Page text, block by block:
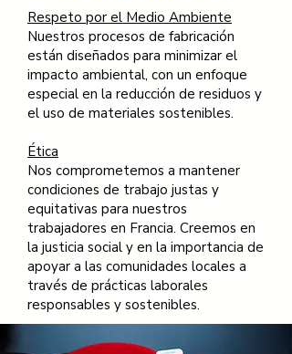
Respeto por el Medio Ambiente
Nuestros procesos de fabricación
están diseñados para minimizar el
impacto ambiental, con un enfoque
especial en la reducción de residuos y
el uso de materiales sostenibles.
Ética
Nos comprometemos a mantener
condiciones de trabajo justas y
equitativas para nuestros
trabajadores en Francia. Creemos en
la justicia social y en la importancia de
apoyar a las comunidades locales a
través de prácticas laborales
responsables y sostenibles.